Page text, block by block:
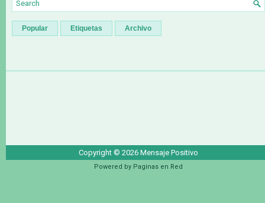
Popular Etiquetas Archivo
Copyright © 2026 Mensaje Positivo
Powered by Paginas en Red